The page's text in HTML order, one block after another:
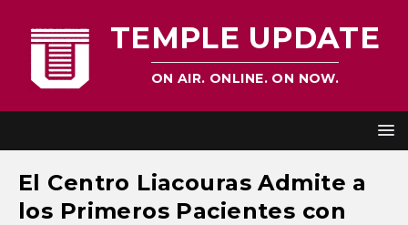
TEMPLE UPDATE
ON AIR. ONLINE. ON NOW.
El Centro Liacouras Admite a
los Primeros Pacientes con